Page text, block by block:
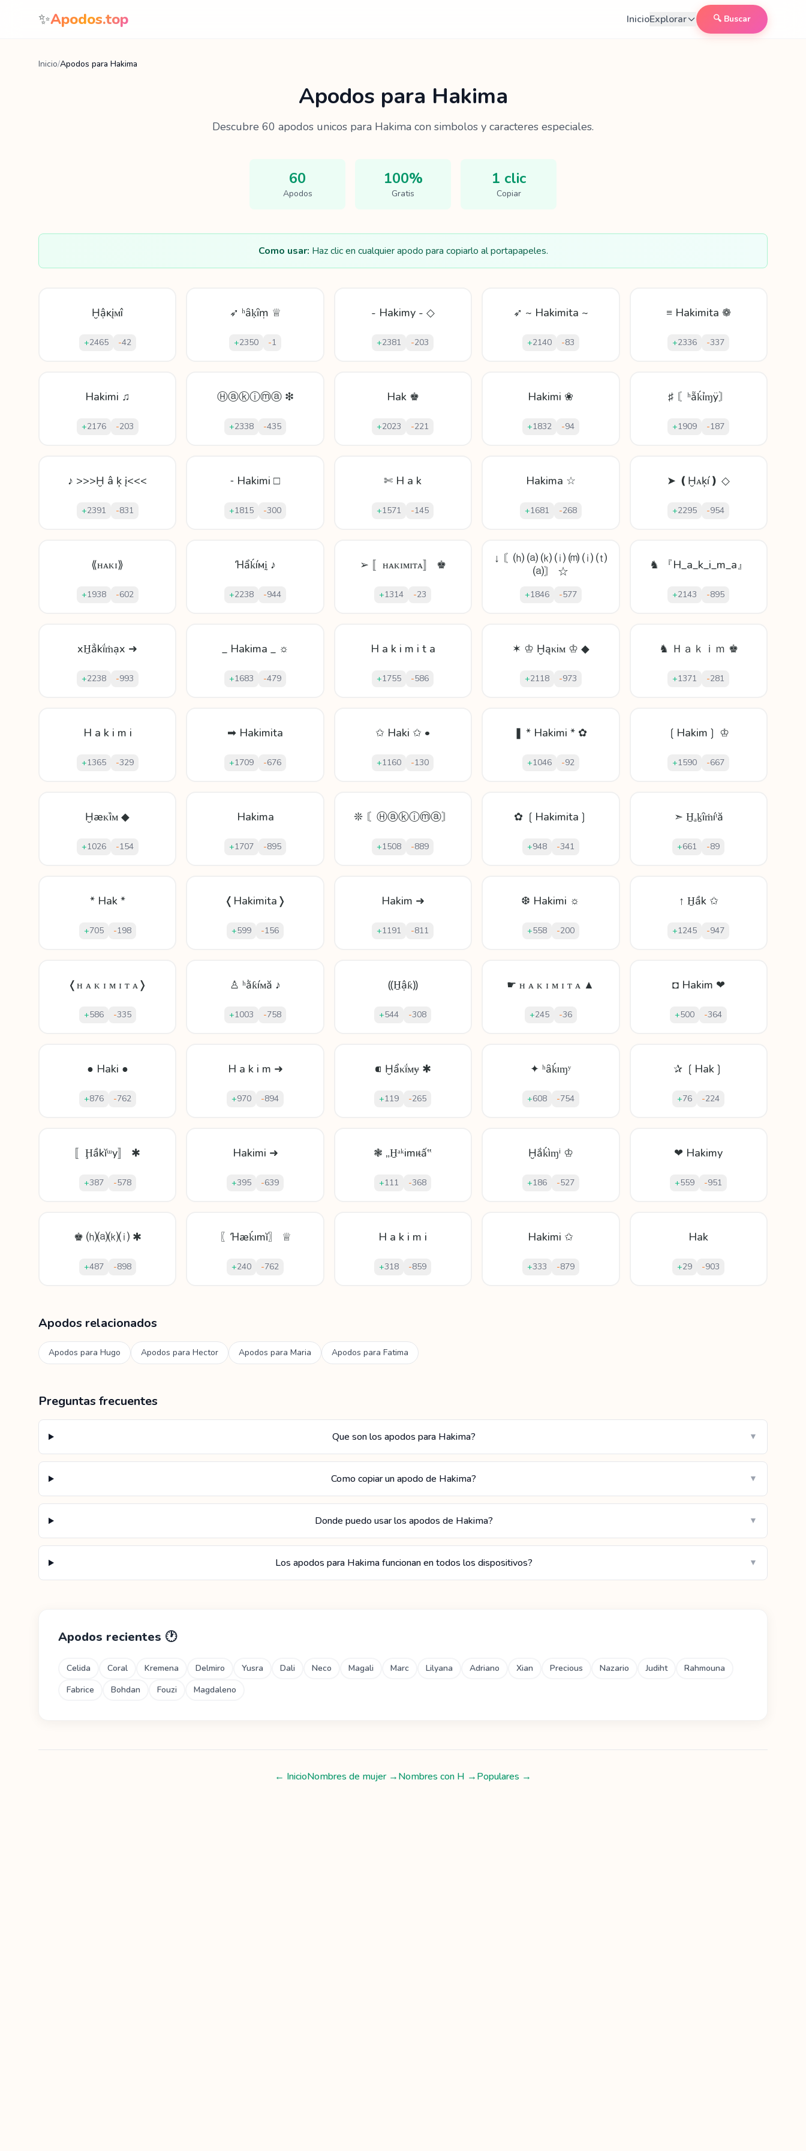
Saltar al contenido
✨Apodos.top InicioExplorar 🔍 Buscar
Inicio/Apodos para Hakima
Apodos para Hakima
Descubre 60 apodos unicos para Hakima con simbolos y caracteres especiales.
60
Apodos
100%
Gratis
1 clic
Copiar
Como usar: Haz clic en cualquier apodo para copiarlo al portapapeles.
Ḫậĸįᴍî
+2465 -42
➶ ʰȃḳȋṃ ♕
+2350 -1
- Hakimy - ◇
+2381 -203
➶ ~ Hakimita ~
+2140 -83
≡ Hakimita ❁
+2336 -337
Hakimi ♫
+2176 -203
Ⓗⓐⓚⓘⓜⓐ ❇
+2338 -435
Hak ♚
+2023 -221
Hakimi ❀
+1832 -94
♯ 〘ʰẵḱỉɱÿ〙
+1909 -187
♪ >>>Ḫ â ķ į<<<
+2391 -831
⁃ Hakimi □
+1815 -300
✄ H a k
+1571 -145
Hakima ☆
+1681 -268
➤ ❪Ḫᴀķí❫ ◇
+2295 -954
⟪ʜᴀᴋɪ⟫
+1938 -602
Ɦẩḱíмḭ ♪
+2238 -944
➢ 〚ʜᴀᴋɪᴍɪᴛᴀ〛 ♚
+1314 -23
↓ 〘⒣ ⒜ ⒦ ⒤ ⒨ ⒤ ⒯
⒜〙 ☆
+1846 -577
♞ 『H_a_k_i_m_a』
+2143 -895
xH̱ẳkḯṁạx ➜
+2238 -993
_ Hakima _ ☼
+1683 -479
H a k i m i t a
+1755 -586
✶ ♔ Ḫąκiᴍ ♔ ◆
+2118 -973
♞ Ｈａｋｉｍ ♚
+1371 -281
H a k i m i
+1365 -329
➡ Hakimita
+1709 -676
✩ Haki ✩ •
+1160 -130
❚ * Hakimi * ✿
+1046 -92
❲Hakim❳ ♔
+1590 -667
Ḫæᴋȉᴍ ◆
+1026 -154
Hakima
+1707 -895
❊ 〘Ⓗⓐⓚⓘⓜⓐ〙
+1508 -889
✿ ❲Hakimita❳
+948 -341
➣ H̱ₐḵȋṁíᵗă
+661 -89
* Hak *
+705 -198
❬Hakimita❭
+599 -156
Hakim ➜
+1191 -811
❆ Hakimi ☼
+558 -200
↑ H̱ầk ✩
+1245 -947
❬ʜ ᴀ ᴋ ɪ ᴍ ɪ ᴛ ᴀ❭
+586 -335
♙ ʰằƙíᴍă ♪
+1003 -758
⸨H̱ậƙ⸩
+544 -308
☛ ʜ ᴀ ᴋ ɪ ᴍ ɪ ᴛ ᴀ ▲
+245 -36
◘ Hakim ❤
+500 -364
● Haki ●
+876 -762
H a k i m ➜
+970 -894
⁌ Ḫẩκḯᴍɏ ✱
+119 -265
✦ ʰȃḱıɱʸ
+608 -754
✰ ❲Hak❳
+76 -224
〚Ḩầkĭᵚy〛 ✱
+387 -578
Hakimi ➜
+395 -639
❃ „H̱ᵃᵏіmıᵵấ‟
+111 -368
Ḫắḱìɱⁱ ♔
+186 -527
❤ Hakimy
+559 -951
♚ ⒣⒜⒦⒤ ✱
+487 -898
〖Ɦæḱımĭ〗 ♕
+240 -762
H a k i m i
+318 -859
Hakimi ✩
+333 -879
Hak
+29 -903
Apodos relacionados
Apodos para Hugo Apodos para Hector Apodos para Maria Apodos para Fatima
Preguntas frecuentes
Que son los apodos para Hakima? ▼
Como copiar un apodo de Hakima? ▼
Donde puedo usar los apodos de Hakima? ▼
Los apodos para Hakima funcionan en todos los dispositivos? ▼
Apodos recientes 🕐
Celida Coral Kremena Delmiro Yusra Dali Neco Magali Marc Lilyana Adriano Xian Precious Nazario Judiht
Rahmouna
Fabrice
Bohdan Fouzi Magdaleno
← InicioNombres de mujer→Nombres con H →Populares →